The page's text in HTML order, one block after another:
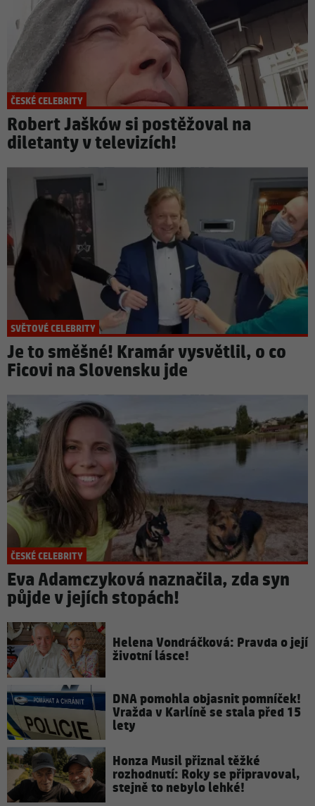
ČESKÉ CELEBRITY
Robert Jašków si postěžoval na
diletanty v televizích!
SVĚTOVÉ CELEBRITY
Je to směšné! Kramár vysvětlil, o co
Ficovi na Slovensku jde
ČESKÉ CELEBRITY
Eva Adamczyková naznačila, zda syn
půjde v jejích stopách!
Helena Vondráčková: Pravda o její
životní lásce!
DNA pomohla objasnit pomníček!
Vražda v Karlíně se stala před 15
lety
Honza Musil přiznal těžké
rozhodnutí: Roky se připravoval,
stejně to nebylo lehké!